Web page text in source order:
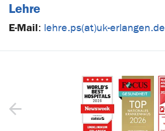
Lehre
E-Mail: lehre.ps(at)uk-erlangen.de